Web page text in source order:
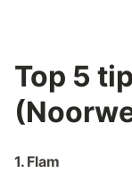
Top 5
1. Flam